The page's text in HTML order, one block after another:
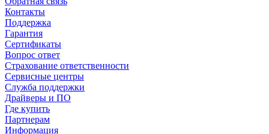
Контакты
Поддержка
Гарантия
Сертификаты
Вопрос ответ
Страхование ответственности
Сервисные центры
Служба поддержки
Драйверы и ПО
Где купить
Партнерам
Информация